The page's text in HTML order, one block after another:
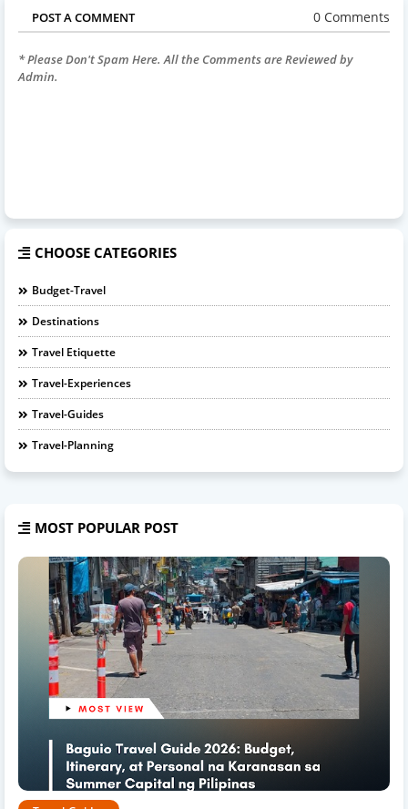
POST A COMMENT 0 Comments
* Please Don't Spam Here. All the Comments are Reviewed by
Admin.
CHOOSE CATEGORIES
Budget-Travel
Destinations
Travel Etiquette
Travel-Experiences
Travel-Guides
Travel-Planning
MOST POPULAR POST